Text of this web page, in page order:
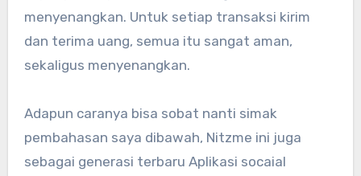
menyenangkan. Untuk setiap transaksi kirim
dan terima uang, semua itu sangat aman,
sekaligus menyenangkan.
Adapun caranya bisa sobat nanti simak
pembahasan saya dibawah, Nitzme ini juga
sebagai generasi terbaru Aplikasi socaial